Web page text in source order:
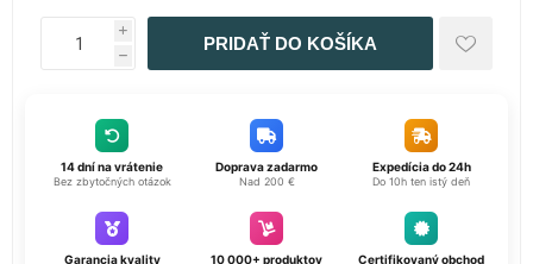
i
h
14 dní na vrátenie
Bez zbytočných otázok
Doprava zadarmo
Nad 200 €
Expedícia do 24h
Do 10h ten istý deň
Garancia kvality 10 000+ produktov Certifikovaný obchod